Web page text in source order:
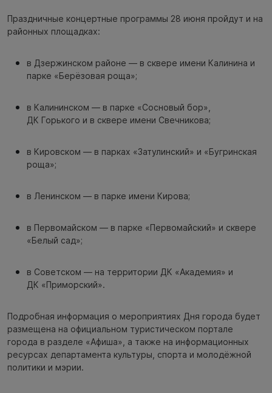
Праздничные концертные программы 28 июня пройдут и на
районных площадках:
в Дзержинском районе — в сквере имени Калинина и
парке «Берёзовая роща»;
в Калининском — в парке «Сосновый бор»,
ДК Горького и в сквере имени Свечникова;
в Кировском — в парках «Затулинский» и «Бугринская
роща»;
в Ленинском — в парке имени Кирова;
в Первомайском — в парке «Первомайский» и сквере
«Белый сад»;
в Советском — на территории ДК «Академия» и
ДК «Приморский».
Подробная информация о мероприятиях Дня города будет
размещена на официальном туристическом портале
города в разделе «Афиша», а также на информационных
ресурсах департамента культуры, спорта и молодёжной
политики и мэрии.